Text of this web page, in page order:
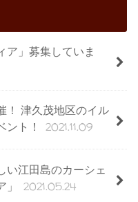
ア」募集していま
！ 津久茂地区のイル
ント！
2021.11.09
い江田島のカーシェ
」
2021.05.24